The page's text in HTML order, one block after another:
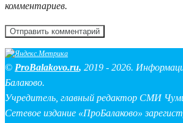
комментариев.
© ProBalakovo.ru, 2019 - 2026.
Балаково.
Учредитель, главный редактор СМИ
Сетевое издание «ПроБалаково»